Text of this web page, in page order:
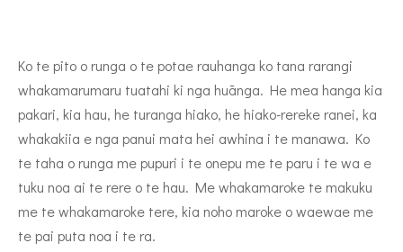
Ko te pito o runga o te potae rauhanga ko tana rarangi
whakamarumaru tuatahi ki nga huānga. He mea hanga kia
pakari, kia hau, he turanga hiako, he hiako-rereke ranei, ka
whakakiia e nga panui mata hei awhina i te manawa. Ko
te taha o runga me pupuri i te onepu me te paru i te wa e
tuku noa ai te rere o te hau. Me whakamaroke te makuku
me te whakamaroke tere, kia noho maroke o waewae me
te pai puta noa i te ra.